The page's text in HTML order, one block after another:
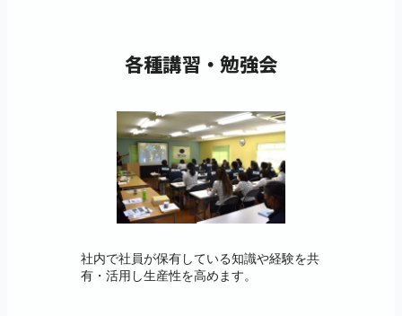
各種講習・勉強会
社内で社員が保有している知識や経験を共
有・活用し生産性を高めます。